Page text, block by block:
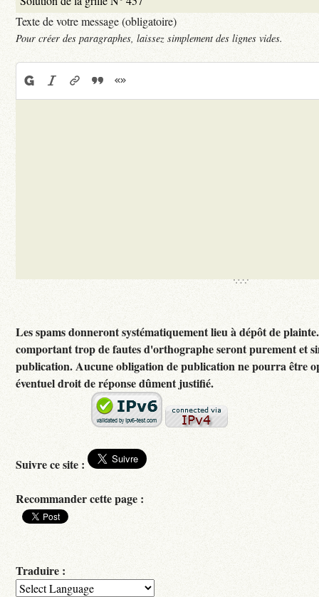
Texte de votre message (obligatoire)
Pour créer des paragraphes, laissez simplement des lignes vides.
Les spams donneront systématiquement lieu à dépôt de
comportant trop de fautes d'orthographe seront purement et
publication. Aucune obligation de publication ne pourra être
éventuel droit de réponse dûment justifié.
Suivre ce site :
Recommander cette page :
Traduire :